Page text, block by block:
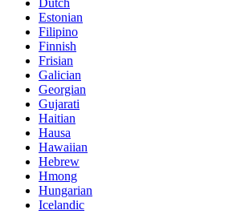
Dutch
Estonian
Filipino
Finnish
Frisian
Galician
Georgian
Gujarati
Haitian
Hausa
Hawaiian
Hebrew
Hmong
Hungarian
Icelandic